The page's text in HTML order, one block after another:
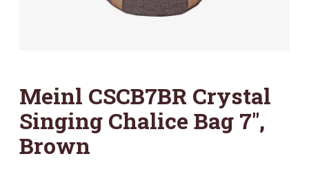
Meinl CSCB7BR Crystal
Singing Chalice Bag 7″,
Brown